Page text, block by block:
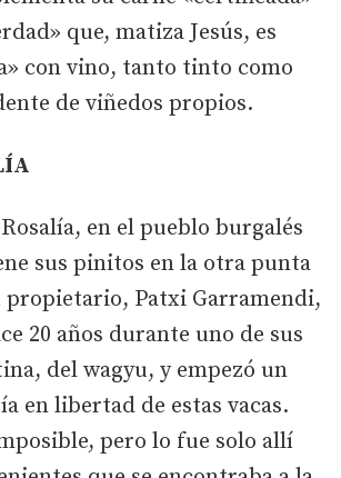
que, matiza Jesús, es
con vino, tanto tinto como
de viñedos propios.
en el pueblo burgalés
sus pinitos en la otra punta
propietario, Patxi Garramendi,
20 años durante uno de sus
del wagyu, y empezó un
en libertad de estas vacas.
pero lo fue solo allí